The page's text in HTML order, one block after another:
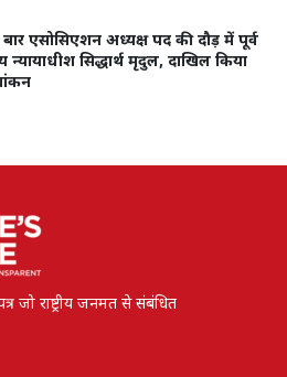
बार एसोसिएशन अध्यक्ष पद की दौड़ में पूर्व
न्यायाधीश सिद्धार्थ मृदुल, दाखिल किया
जो राष्ट्रीय जनमत से संबंधित